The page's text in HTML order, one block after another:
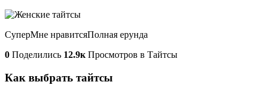
СуперМне нравитсяПолная ерунда
0 Поделились 12.9к Просмотров в Тайтсы
Как выбрать тайтсы